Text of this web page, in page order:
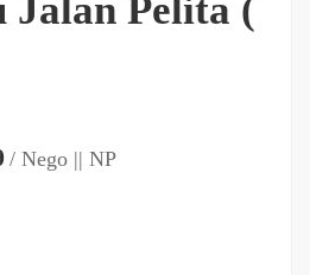
Pelita (
/ Nego || NP